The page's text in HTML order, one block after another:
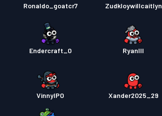
Ronaldo_goatcr7 Zudkloywillcaitlyn
Endercraft_0 Ryanlll
VinnyIPO Xander2025_29